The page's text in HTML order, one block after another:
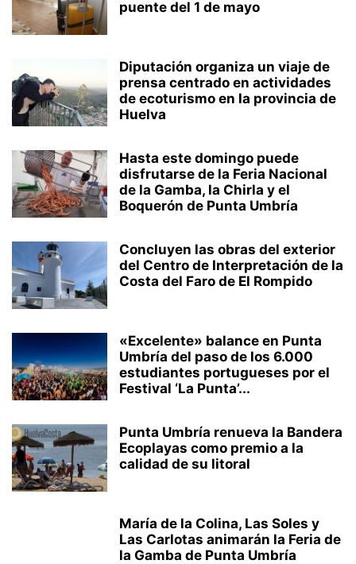
puente del 1 de mayo
Diputación organiza un viaje de
prensa centrado en actividades
de ecoturismo en la provincia de
Huelva
Hasta este domingo puede
disfrutarse de la Feria Nacional
de la Gamba, la Chirla y el
Boquerón de Punta Umbría
Concluyen las obras del exterior
del Centro de Interpretación de la
Costa del Faro de El Rompido
«Excelente» balance en Punta
Umbría del paso de los 6.000
estudiantes portugueses por el
Festival ‘La Punta’...
Punta Umbría renueva la Bandera
Ecoplayas como premio a la
calidad de su litoral
María de la Colina, Las Soles y
Las Carlotas animarán la Feria de
la Gamba de Punta Umbría